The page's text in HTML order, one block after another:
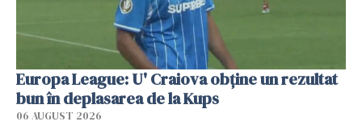
Europa League: U' Craiova obține un rezultat
bun în deplasarea de la Kups
06 AUGUST 2026